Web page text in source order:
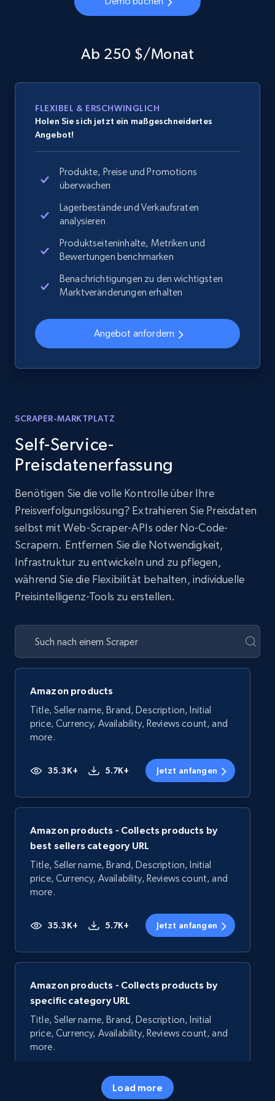
Ab 250 $/Monat
FLEXIBEL & ERSCHWINGLICH
Holen Sie sich jetzt ein maßgeschneidertes
Angebot!
Produkte, Preise und Promotions
überwachen
Lagerbestände und Verkaufsraten
analysieren
Produktseiteninhalte, Metriken und
Bewertungen benchmarken
Benachrichtigungen zu den wichtigsten
Marktveränderungen erhalten
Angebot anfordern
SCRAPER-MARKTPLATZ
Self-Service-
Preisdatenerfassung
Benötigen Sie die volle Kontrolle über Ihre
Preisverfolgungslösung? Extrahieren Sie Preisdaten
selbst mit Web-Scraper-APIs oder No-Code-
Scrapern. Entfernen Sie die Notwendigkeit,
Infrastruktur zu entwickeln und zu pflegen,
während Sie die Flexibilität behalten, individuelle
Preisintelligenz-Tools zu erstellen.
Amazon products
Title, Seller name, Brand, Description, Initial
price, Currency, Availability, Reviews count, and
more.
35.3K+ 5.7K+ Jetzt anfangen
Amazon products - Collects products by
best sellers category URL
Title, Seller name, Brand, Description, Initial
price, Currency, Availability, Reviews count, and
more.
35.3K+ 5.7K+ Jetzt anfangen
Amazon products - Collects products by
specific category URL
Title, Seller name, Brand, Description, Initial
price, Currency, Availability, Reviews count, and
more.
5.7K+ Jetzt anfangen
Load more